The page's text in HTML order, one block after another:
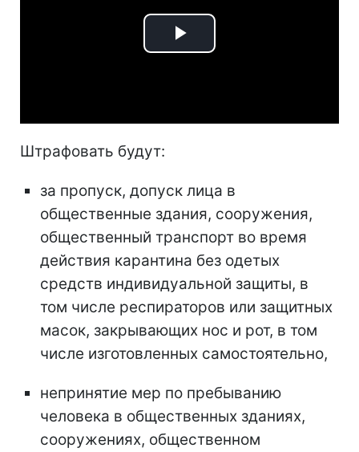
Play
Штрафовать будут:
за пропуск, допуск лица в
общественные здания, сооружения,
общественный транспорт во время
действия карантина без одетых
средств индивидуальной защиты, в
том числе респираторов или защитных
масок, закрывающих нос и рот, в том
числе изготовленных самостоятельно,
непринятие мер по пребыванию
человека в общественных зданиях,
сооружениях, общественном